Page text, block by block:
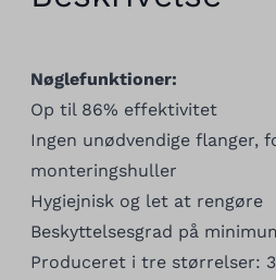
Nøglefunktioner:
Op til 86% effektivitet
Ingen unødvendige flanger,
monteringshuller
Hygiejnisk og let at rengøre
Beskyttelsesgrad på
Produceret i tre størrelser: